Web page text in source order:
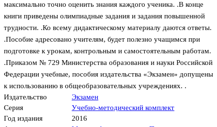
максимально точно оценить знания каждого ученика. .В конце
книги приведены олимпиадные задания и задания повышенной
трудности. .Ко всему дидактическому материалу даются ответы.
.Пособие адресовано учителям, будет полезно учащимся при
подготовке к урокам, контрольным и самостоятельным работам.
.Приказом № 729 Министерства образования и науки Российской
Федерации учебные, пособия издательства «Экзамен» допущены
к использованию в общеобразовательных учреждениях. .
Издательство
Экзамен
Серия
Учебно-методический комплект
Год издания
2016